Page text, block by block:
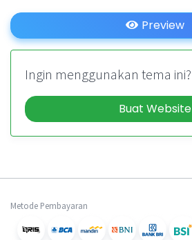
Preview
Ingin menggunakan tema ini?
Buat Website
Metode Pembayaran